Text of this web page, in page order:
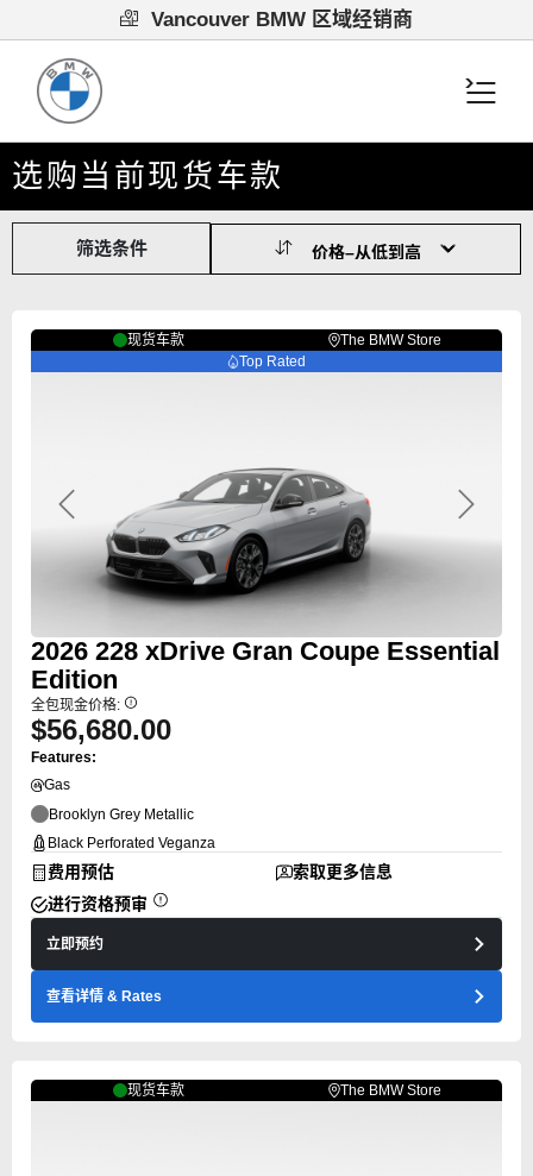
Vancouver BMW 区域经销商
选购当前现货车款
筛选条件
现货车款
The BMW Store
Top Rated
Previous Next
2026 228 xDrive Gran Coupe Essential
Edition
全包现金价格:
$56,680.00
Features:
Gas
Brooklyn Grey Metallic
Black Perforated Veganza
费用预估
索取更多信息
进行资格预审
立即预约
查看详情 & Rates
现货车款 The BMW Store